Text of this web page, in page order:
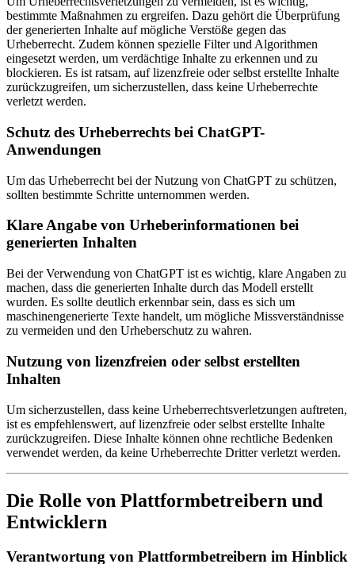
bestimmte Maßnahmen zu ergreifen. Dazu gehört die Überprüfung
der generierten Inhalte auf mögliche Verstöße gegen das
Urheberrecht. Zudem können spezielle Filter und Algorithmen
eingesetzt werden, um verdächtige Inhalte zu erkennen und zu
blockieren. Es ist ratsam, auf lizenzfreie oder selbst erstellte Inhalte
zurückzugreifen, um sicherzustellen, dass keine Urheberrechte
verletzt werden.
Schutz des Urheberrechts bei ChatGPT-
Anwendungen
Um das Urheberrecht bei der Nutzung von ChatGPT zu schützen,
sollten bestimmte Schritte unternommen werden.
Klare Angabe von Urheberinformationen bei
generierten Inhalten
Bei der Verwendung von ChatGPT ist es wichtig, klare Angaben zu
machen, dass die generierten Inhalte durch das Modell erstellt
wurden. Es sollte deutlich erkennbar sein, dass es sich um
maschinengenerierte Texte handelt, um mögliche Missverständnisse
zu vermeiden und den Urheberschutz zu wahren.
Nutzung von lizenzfreien oder selbst erstellten
Inhalten
Um sicherzustellen, dass keine Urheberrechtsverletzungen auftreten,
ist es empfehlenswert, auf lizenzfreie oder selbst erstellte Inhalte
zurückzugreifen. Diese Inhalte können ohne rechtliche Bedenken
verwendet werden, da keine Urheberrechte Dritter verletzt werden.
Die Rolle von Plattformbetreibern und
Entwicklern
Verantwortung von Plattformbetreibern im Hinblick